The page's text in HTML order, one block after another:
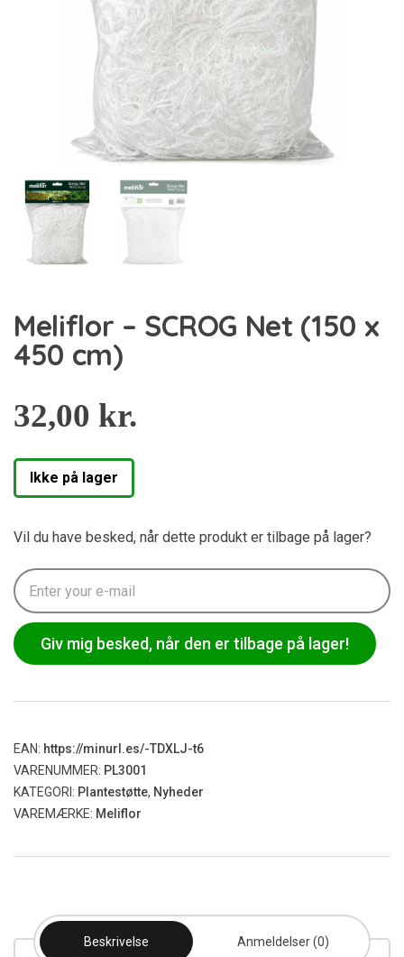
Meliflor – SCROG Net (150 x
450 cm)
32,00 kr.
Ikke på lager
Vil du have besked, når dette produkt er tilbage på lager?
Giv mig besked, når den er tilbage på lager!
EAN: https://minurl.es/-TDXLJ-t6
VARENUMMER: PL3001
KATEGORI: Plantestøtte, Nyheder
VAREMÆRKE: Meliflor
Beskrivelse Anmeldelser (0)